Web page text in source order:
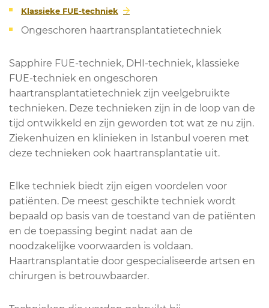
Klassieke FUE-techniek
Ongeschoren haartransplantatietechniek
Sapphire FUE-techniek, DHI-techniek, klassieke
FUE-techniek en ongeschoren
haartransplantatietechniek zijn veelgebruikte
technieken. Deze technieken zijn in de loop van de
tijd ontwikkeld en zijn geworden tot wat ze nu zijn.
Ziekenhuizen en klinieken in Istanbul voeren met
deze technieken ook haartransplantatie uit.
Elke techniek biedt zijn eigen voordelen voor
patiënten. De meest geschikte techniek wordt
bepaald op basis van de toestand van de patiënten
en de toepassing begint nadat aan de
noodzakelijke voorwaarden is voldaan.
Haartransplantatie door gespecialiseerde artsen en
chirurgen is betrouwbaarder.